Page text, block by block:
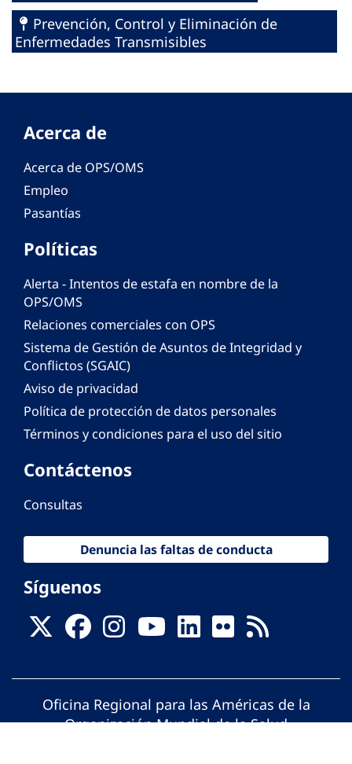
Prevención, Control y Eliminación de
Enfermedades Transmisibles
Acerca de
Acerca de OPS/OMS
Empleo
Pasantías
Políticas
Alerta - Intentos de estafa en nombre de la
OPS/OMS
Relaciones comerciales con OPS
Sistema de Gestión de Asuntos de Integridad y
Conflictos (SGAIC)
Aviso de privacidad
Política de protección de datos personales
Términos y condiciones para el uso del sitio
Contáctenos
Consultas
Denuncia las faltas de conducta
Síguenos
Oficina Regional para las Américas de la
Organización Mundial de la Salud